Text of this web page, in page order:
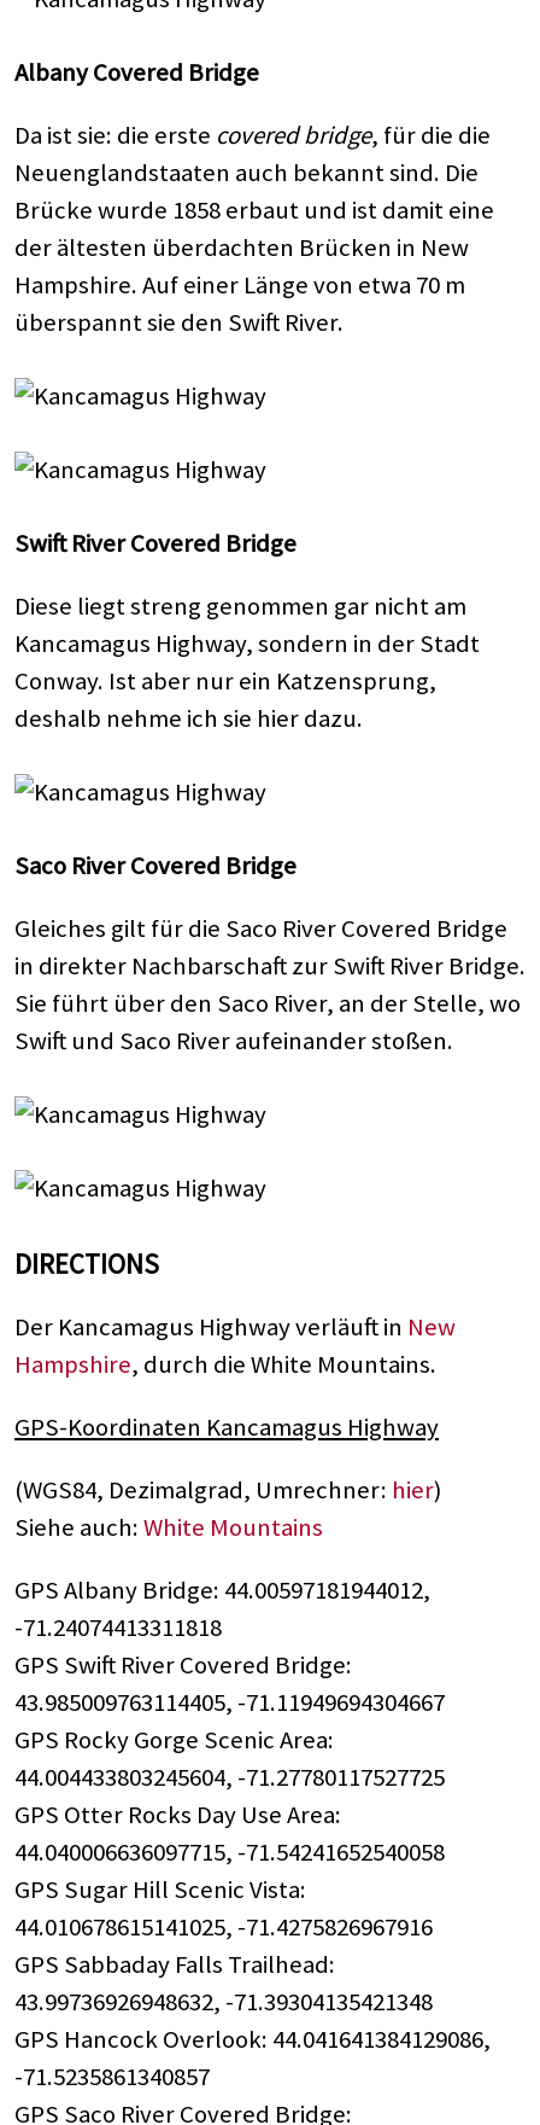
Albany Covered Bridge
Da ist sie: die erste covered bridge, für die die
Neuenglandstaaten auch bekannt sind. Die
Brücke wurde 1858 erbaut und ist damit eine
der ältesten überdachten Brücken in New
Hampshire. Auf einer Länge von etwa 70 m
überspannt sie den Swift River.
Swift River Covered Bridge
Diese liegt streng genommen gar nicht am
Kancamagus Highway, sondern in der Stadt
Conway. Ist aber nur ein Katzensprung,
deshalb nehme ich sie hier dazu.
Saco River Covered Bridge
Gleiches gilt für die Saco River Covered Bridge
in direkter Nachbarschaft zur Swift River Bridge.
Sie führt über den Saco River, an der Stelle, wo
Swift und Saco River aufeinander stoßen.
DIRECTIONS
Der Kancamagus Highway verläuft in New
Hampshire, durch die White Mountains.
GPS-Koordinaten Kancamagus Highway
(WGS84, Dezimalgrad, Umrechner: hier)
Siehe auch:White Mountains
GPS Albany Bridge: 44.00597181944012,
-71.24074413311818
GPS Swift River Covered Bridge:
43.985009763114405, -71.11949694304667
GPS Rocky Gorge Scenic Area:
44.004433803245604, -71.27780117527725
GPS Otter Rocks Day Use Area:
44.040006636097715, -71.54241652540058
GPS Sugar Hill Scenic Vista:
44.010678615141025, -71.4275826967916
GPS Sabbaday Falls Trailhead:
43.99736926948632, -71.39304135421348
GPS Hancock Overlook: 44.041641384129086,
-71.5235861340857
GPS Saco River Covered Bridge: